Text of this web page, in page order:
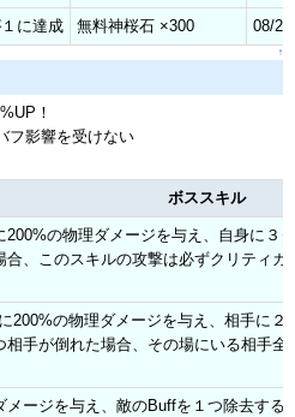
に達成 無料神桜石 ×300 08/22
↑
！
フ影響を受けない
ボススキル
200%の物理ダメージを与え、自身に３
合、このスキルの攻撃は必ずクリティカ
200%の物理ダメージを与え、相手に２
相手が倒れた場合、その場にいる相手
メージを与え、敵のBuffを１つ除去する